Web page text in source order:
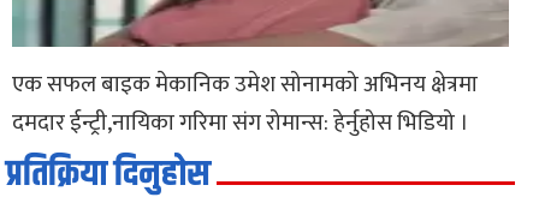
एक सफल बाइक मेकानिक उमेश सोनामको अभिनय क्षेत्रमा
दमदार ईन्ट्री,नायिका गरिमा संग रोमान्स: हेर्नुहोस भिडियो ।
प्रतिक्रिया दिनुहोस